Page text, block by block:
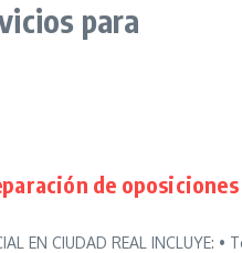
para
de
EN CIUDAD REAL